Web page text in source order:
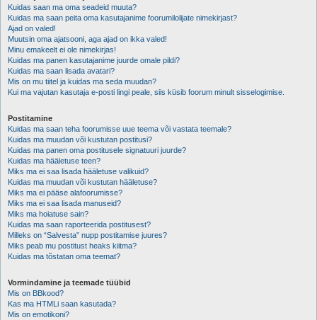
Kuidas saan ma oma seadeid muuta?
Kuidas ma saan peita oma kasutajanime foorumilolijate nimekirjast?
Ajad on valed!
Muutsin oma ajatsooni, aga ajad on ikka valed!
Minu emakeelt ei ole nimekirjas!
Kuidas ma panen kasutajanime juurde omale pildi?
Kuidas ma saan lisada avatari?
Mis on mu tiitel ja kuidas ma seda muudan?
Kui ma vajutan kasutaja e-posti lingi peale, siis küsib foorum minult sisselogimise.
Postitamine
Kuidas ma saan teha foorumisse uue teema või vastata teemale?
Kuidas ma muudan või kustutan postitusi?
Kuidas ma panen oma postitusele signatuuri juurde?
Kuidas ma hääletuse teen?
Miks ma ei saa lisada hääletuse valikuid?
Kuidas ma muudan või kustutan hääletuse?
Miks ma ei pääse alafoorumisse?
Miks ma ei saa lisada manuseid?
Miks ma hoiatuse sain?
Kuidas ma saan raporteerida postitusest?
Milleks on “Salvesta” nupp postitamise juures?
Miks peab mu postitust heaks kiitma?
Kuidas ma tõstatan oma teemat?
Vormindamine ja teemade tüübid
Mis on BBkood?
Kas ma HTMLi saan kasutada?
Mis on emotikoni?